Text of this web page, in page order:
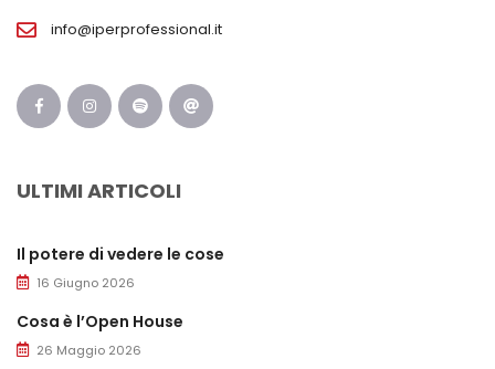
info@iperprofessional.it
ULTIMI ARTICOLI
Il potere di vedere le cose
16 Giugno 2026
Cosa è l’Open House
26 Maggio 2026